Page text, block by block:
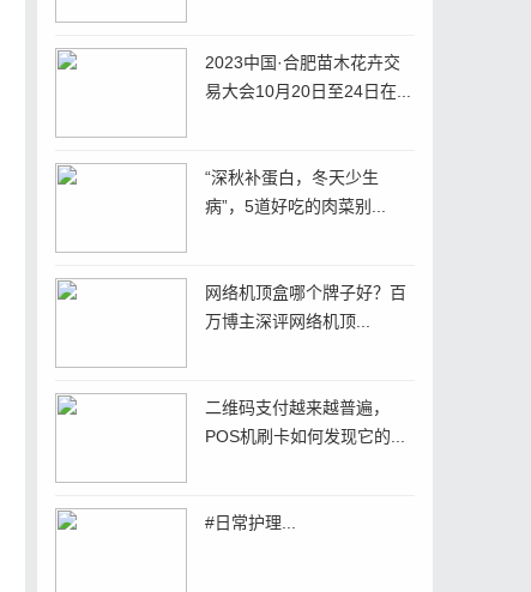
2023中国·合肥苗木花卉交
易大会10月20日至24日在...
“深秋补蛋白，冬天少生
病”，5道好吃的肉菜别...
网络机顶盒哪个牌子好？百
万博主深评网络机顶...
二维码支付越来越普遍，
POS机刷卡如何发现它的...
#日常护理...